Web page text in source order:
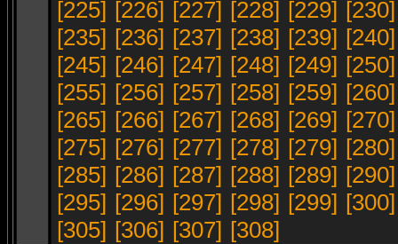
[225] [226] [227] [228] [229] [230]
[235] [236] [237] [238] [239] [240]
[245] [246] [247] [248] [249] [250]
[255] [256] [257] [258] [259] [260]
[265] [266] [267] [268] [269] [270]
[275] [276] [277] [278] [279] [280]
[285] [286] [287] [288] [289] [290]
[295] [296] [297] [298] [299] [300]
[305] [306] [307] [308]